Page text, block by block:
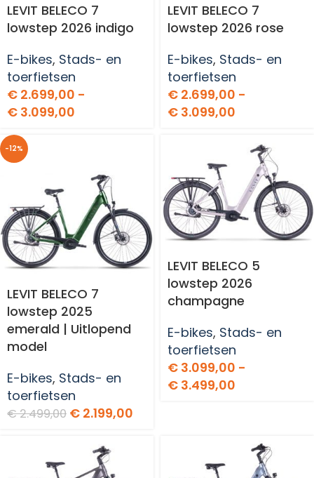
LEVIT BELECO 7
lowstep 2026 indigo
E-bikes, Stads- en
toerfietsen
€ 2.699,00 -
€ 3.099,00
LEVIT BELECO 7
lowstep 2026 rose
E-bikes, Stads- en
toerfietsen
€ 2.699,00 -
€ 3.099,00
-12%
LEVIT BELECO 7
lowstep 2025
emerald | Uitlopend
model
E-bikes, Stads- en
toerfietsen
€2.499,00 € 2.199,00
LEVIT BELECO 5
lowstep 2026
champagne
E-bikes, Stads- en
toerfietsen
€ 3.099,00 -
€ 3.499,00